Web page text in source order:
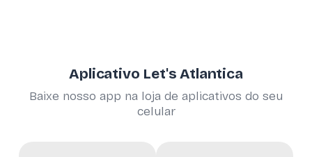
Aplicativo Let's Atlantica
Baixe nosso app na loja de aplicativos do seu
celular